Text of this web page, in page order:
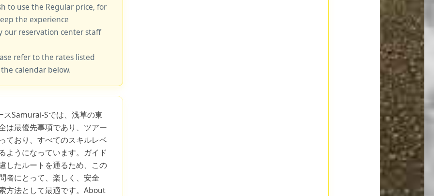
to use the Regular price, for
the experience
our reservation center staff
refer to the rates listed
calendar below.
Samurai-Sでは、浅草の東
は最優先事項であり、ツアー
ており、すべてのスキルレベ
ようになっています。ガイド
したルートを通るため、この
者にとって、楽しく、安全
方法として最適です。About